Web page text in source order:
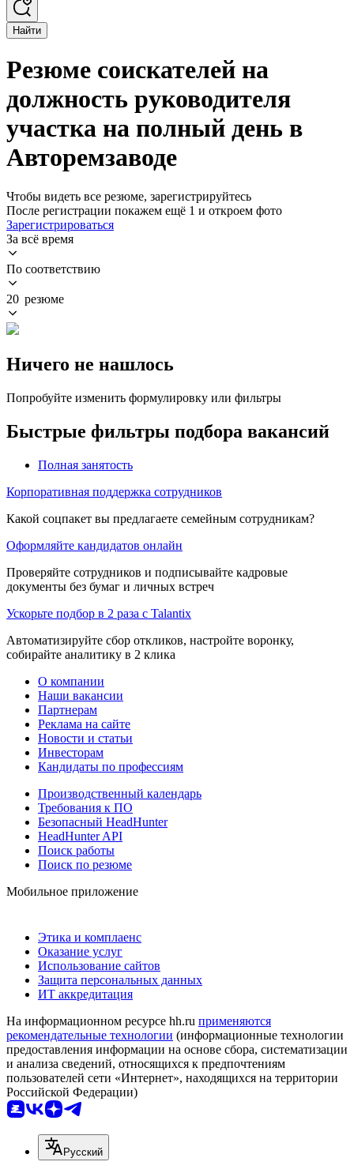
Найти
Резюме соискателей на
должность руководителя
участка на полный день в
Авторемзаводе
Чтобы видеть все резюме, зарегистрируйтесь
После регистрации покажем ещё 1 и откроем фото
Зарегистрироваться
За всё время
По соответствию
20 резюме
Ничего не нашлось
Попробуйте изменить формулировку или фильтры
Быстрые фильтры подбора вакансий
Полная занятость
Корпоративная поддержка сотрудников
Какой соцпакет вы предлагаете семейным сотрудникам?
Оформляйте кандидатов онлайн
Проверяйте сотрудников и подписывайте кадровые
документы без бумаг и личных встреч
Ускорьте подбор в 2 раза с Talantix
Автоматизируйте сбор откликов, настройте воронку,
собирайте аналитику в 2 клика
О компании
Наши вакансии
Партнерам
Реклама на сайте
Новости и статьи
Инвесторам
Кандидаты по профессиям
Производственный календарь
Требования к ПО
Безопасный HeadHunter
HeadHunter API
Поиск работы
Поиск по резюме
Мобильное приложение
Этика и комплаенс
Оказание услуг
Использование сайтов
Защита персональных данных
ИТ аккредитация
На информационном ресурсе hh.ru применяются
рекомендательные технологии (информационные технологии
предоставления информации на основе сбора, систематизации
и анализа сведений, относящихся к предпочтениям
пользователей сети «Интернет», находящихся на территории
Российской Федерации)
Русский